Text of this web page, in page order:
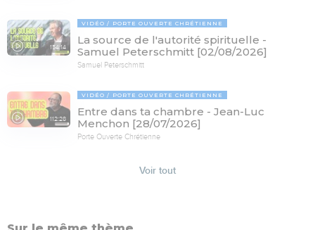
154:14
VIDÉO PORTE OUVERTE CHRÉTIENNE
La source de l'autorité spirituelle -
Samuel Peterschmitt [02/08/2026]
Samuel Peterschmitt
112:28
VIDÉO PORTE OUVERTE CHRÉTIENNE
Entre dans ta chambre - Jean-Luc
Menchon [28/07/2026]
Porte Ouverte Chrétienne
Voir tout